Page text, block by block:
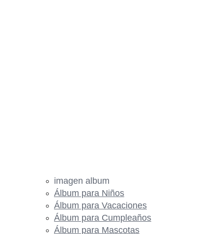
imagen album
Álbum para Niños
Álbum para Vacaciones
Álbum para Cumpleaños
Álbum para Mascotas